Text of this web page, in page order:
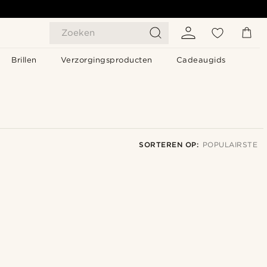
Zoeken
Brillen Verzorgingsproducten Cadeaugids
SORTEREN OP: POPULAIRSTE